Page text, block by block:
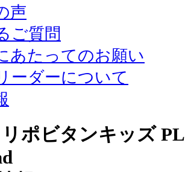
声
ご質問
あたってのお願い
ーダーについて
ポビタンキッズ